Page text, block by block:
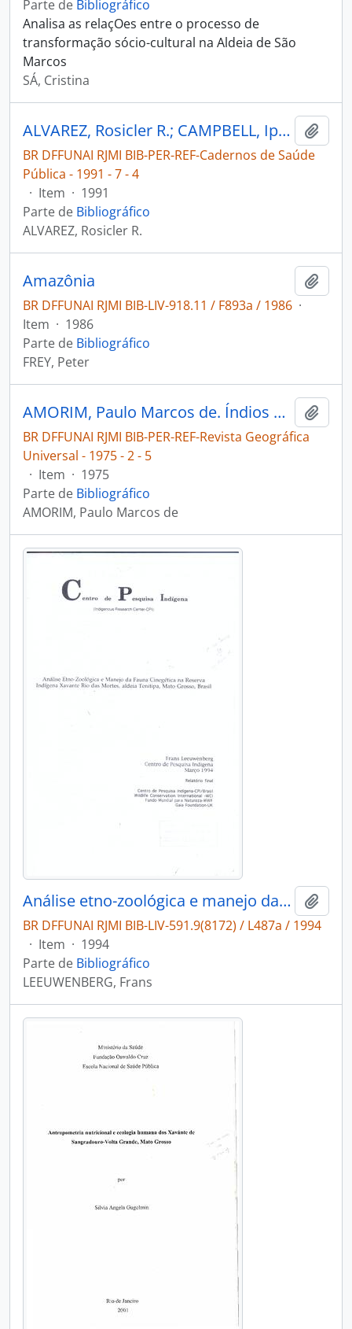
Parte de Bibliográfico
Analisa as relaçOes entre o processo de
transformação sócio-cultural na Aldeia de São
Marcos
SÁ, Cristina
ALVAREZ, Rosicler R.; CAMPBELL, Iphis. Dermatoses entre os Xavante da área indígena Pimentel Barbosa, Mato Grosso [Brasil] [Cadernos de Saúde Pública]
BR DFFUNAI RJMI BIB-PER-REF-Cadernos de Saúde
Pública - 1991 - 7 - 4
· Item · 1991
Parte de Bibliográfico
ALVAREZ, Rosicler R.
Amazônia
BR DFFUNAI RJMI BIB-LIV-918.11 / F893a / 1986 ·
Item · 1986
Parte de Bibliográfico
FREY, Peter
AMORIM, Paulo Marcos de. Índios da floresta tropical [Revista Geográfica Universal]
BR DFFUNAI RJMI BIB-PER-REF-Revista Geográfica
Universal - 1975 - 2 - 5
· Item · 1975
Parte de Bibliográfico
AMORIM, Paulo Marcos de
Análise etno-zoológica e manejo da fauna cinegética na reserva indígena Xavante rio das mortes, aldeia Tenitipa, Mato Grosso, Brasil
BR DFFUNAI RJMI BIB-LIV-591.9(8172) / L487a / 1994
· Item · 1994
Parte de Bibliográfico
LEEUWENBERG, Frans